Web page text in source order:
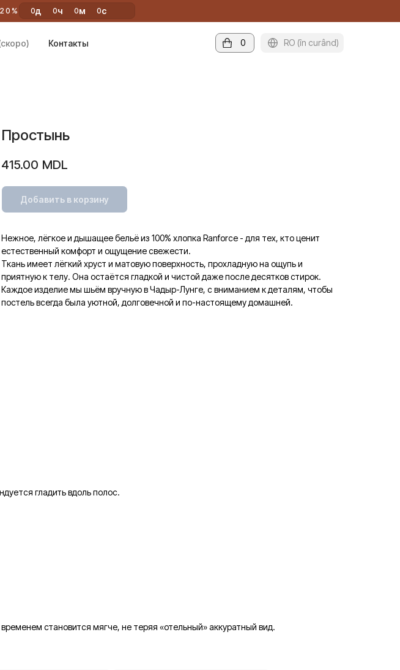
0д 0ч 0м 0с
RO (în curând)
Контакты 0
Простынь
415.00 MDL
Добавить в корзину
Нежное, лёгкое и дышащее бельё из 100% хлопка Ranforce - для тех, кто ценит
естественный комфорт и ощущение свежести.
Ткань имеет лёгкий хруст и матовую поверхность, прохладную на ощупь и
приятную к телу. Она остаётся гладкой и чистой даже после десятков стирок.
Каждое изделие мы шьём вручную в Чадыр-Лунге, с вниманием к деталям, чтобы
постель всегда была уютной, долговечной и по-настоящему домашней.
гладить вдоль полос.
становится мягче, не теряя «отельный» аккуратный вид.